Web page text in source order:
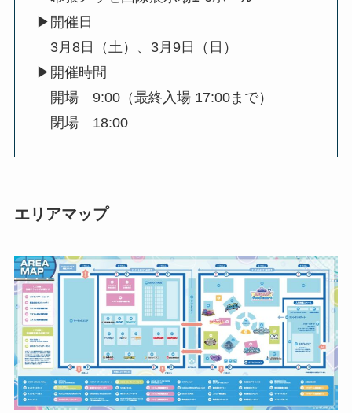
▶開催日
3月8日（土）、3月9日（日）
▶開催時間
開場 9:00（最終入場 17:00まで）
閉場 18:00
エリアマップ